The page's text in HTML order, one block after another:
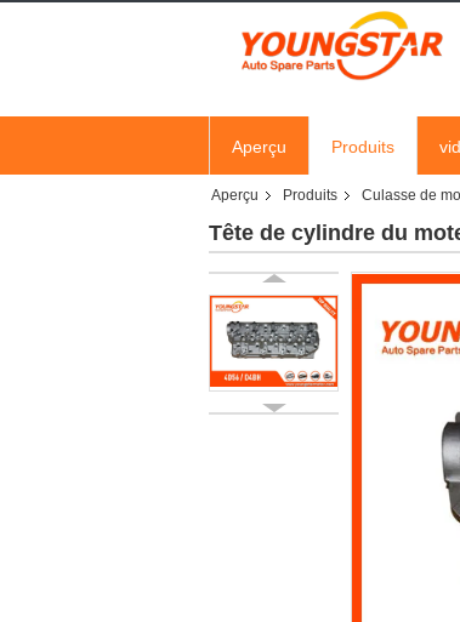
Aperçu Produits
Aperçu Produits Culasse de
Tête de cylindre du